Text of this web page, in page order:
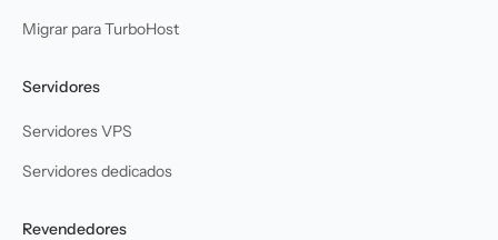
Migrar para TurboHost
Servidores
Servidores VPS
Servidores dedicados
Revendedores